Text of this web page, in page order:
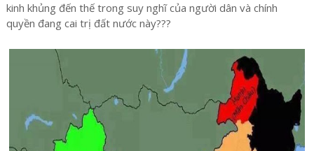
kinh khủng đến thế trong suy nghĩ của người dân và chính
quyền đang cai trị đất nước này???